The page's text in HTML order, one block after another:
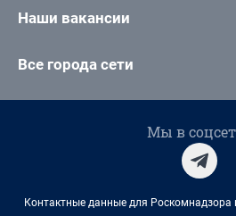
Наши вакансии
Все города сети
Мы в
Контактные данные для Роскомнадзора